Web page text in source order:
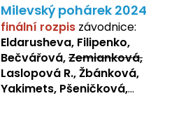
Milevský pohárek 2024
finální rozpis závodnice:
Eldarusheva, Filipenko,
Bečvářová,Zemianková,
Laslopová R., Žbánková,
Yakimets, Pšeničková,